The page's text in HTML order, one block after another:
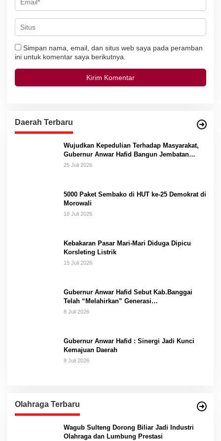
Simpan nama, email, dan situs web saya pada peramban
ini untuk komentar saya berikutnya.
Daerah Terbaru
Wujudkan Kepedulian Terhadap Masyarakat,
Gubernur Anwar Hafid Bangun Jembatan
Gantung Masungkang dengan Dana Pribadi
25 Juli 2026
5000 Paket Sembako di HUT ke-25 Demokrat di
Morowali
18 Juli 2026
Kebakaran Pasar Mari-Mari Diduga Dipicu
Korsleting Listrik
15 Juli 2026
Gubernur Anwar Hafid Sebut Kab.Banggai
Telah “Melahirkan” Generasi…
8 Juli 2026
Gubernur Anwar Hafid : Sinergi Jadi Kunci
Kemajuan Daerah
8 Juli 2026
Olahraga Terbaru
Wagub Sulteng Dorong Biliar Jadi Industri
Olahraga dan Lumbung Prestasi